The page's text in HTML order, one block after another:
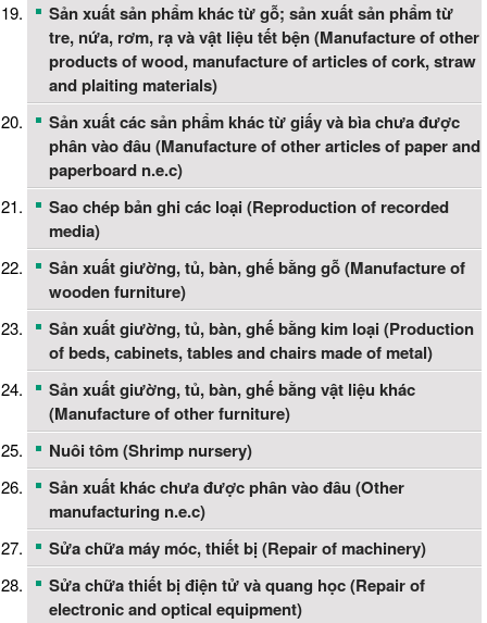
Sản xuất sản phẩm khác từ gỗ; sản xuất sản phẩm từ
tre, nứa, rơm, rạ và vật liệu tết bện (Manufacture of other
products of wood, manufacture of articles of cork, straw
and plaiting materials)
Sản xuất các sản phẩm khác từ giấy và bìa chưa được
phân vào đâu (Manufacture of other articles of paper and
paperboard n.e.c)
Sao chép bản ghi các loại (Reproduction of recorded
media)
Sản xuất giường, tủ, bàn, ghế bằng gỗ (Manufacture of
wooden furniture)
Sản xuất giường, tủ, bàn, ghế bằng kim loại (Production
of beds, cabinets, tables and chairs made of metal)
Sản xuất giường, tủ, bàn, ghế bằng vật liệu khác
(Manufacture of other furniture)
Nuôi tôm (Shrimp nursery)
Sản xuất khác chưa được phân vào đâu (Other
manufacturing n.e.c)
Sửa chữa máy móc, thiết bị (Repair of machinery)
Sửa chữa thiết bị điện tử và quang học (Repair of
electronic and optical equipment)